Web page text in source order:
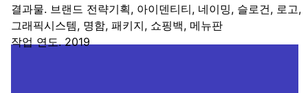
결과물. 브랜드 전략기획, 아이덴티티, 네이밍, 슬로건, 로고,
그래픽시스템, 명함, 패키지, 쇼핑백, 메뉴판
작업 연도. 2019